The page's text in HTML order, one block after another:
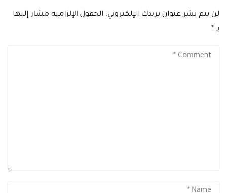
لن يتم نشر عنوان بريدك الإلكتروني. الحقول الإلزامية مشار إليها
بـ *